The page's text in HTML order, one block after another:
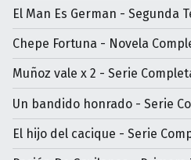
El Man Es German - Segunda
Chepe Fortuna - Novela
Muñoz vale x 2 - Serie
Un bandido honrado - Serie
El hijo del cacique - Serie